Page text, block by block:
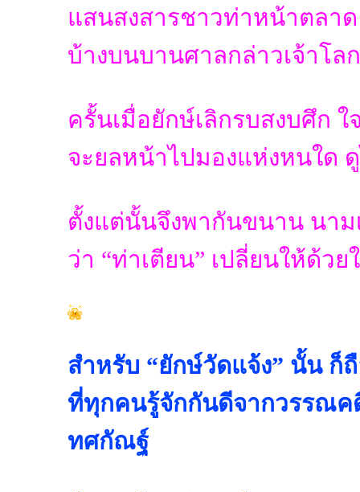
แสนสงสารชาวท่าหน้าตลา
บ้างบนบานศาลกล่าวเจ้าโ
ครั้นเมื่อยักษ์เลิกรบสงบศึก
จะยลหน้าไปมองแห่งหนใด
ตั้งแต่นั้นจึงพากันขนาน นา
ว่า “ท่าเตียน” เปลี่ยนให้ด้ว
สำหรับ “ยักษ์วัดแจ้ง” นั้น ก็
ที่ทุกคนรู้จักกันดีจากวรรณค
ทศกัณฐ์